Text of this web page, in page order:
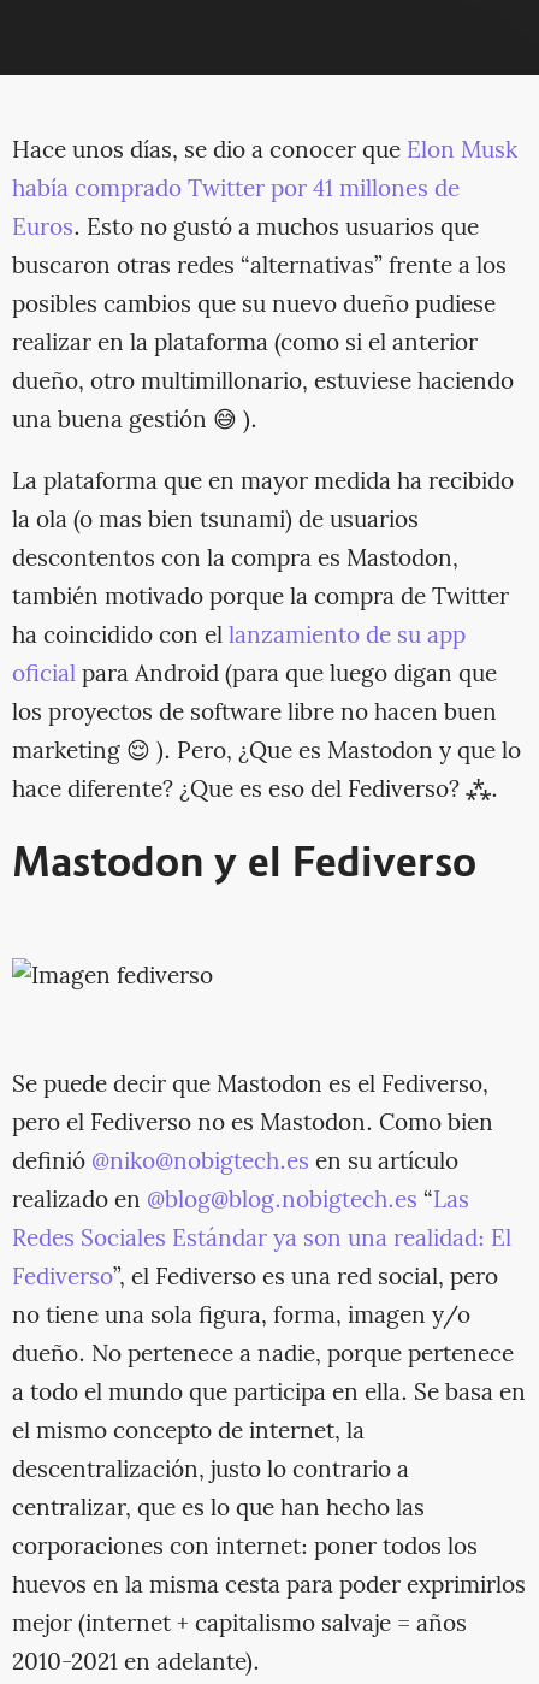
Hace unos días, se dio a conocer que Elon Musk
había comprado Twitter por 41 millones de
Euros. Esto no gustó a muchos usuarios que
buscaron otras redes “alternativas” frente a los
posibles cambios que su nuevo dueño pudiese
realizar en la plataforma (como si el anterior
dueño, otro multimillonario, estuviese haciendo
una buena gestión 😅 ).
La plataforma que en mayor medida ha recibido
la ola (o mas bien tsunami) de usuarios
descontentos con la compra es Mastodon,
también motivado porque la compra de Twitter
ha coincidido con ellanzamiento de su app
oficialpara Android (para que luego digan que
los proyectos de software libre no hacen buen
marketing 😌 ). Pero, ¿Que es Mastodon y que lo
hace diferente? ¿Que es eso del Fediverso? ⁂.
Mastodon y el Fediverso
Se puede decir que Mastodon es el Fediverso,
pero el Fediverso no es Mastodon. Como bien
definió @niko@nobigtech.es en su artículo
realizado en @blog@blog.nobigtech.es “Las
Redes Sociales Estándar ya son una realidad: El
Fediverso”, el Fediverso es una red social, pero
no tiene una sola figura, forma, imagen y/o
dueño. No pertenece a nadie, porque pertenece
a todo el mundo que participa en ella. Se basa en
el mismo concepto de internet, la
descentralización, justo lo contrario a
centralizar, que es lo que han hecho las
corporaciones con internet: poner todos los
huevos en la misma cesta para poder exprimirlos
mejor (internet + capitalismo salvaje = años
2010-2021 en adelante).